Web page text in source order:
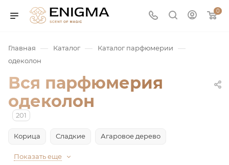
0
Главная — Каталог — Каталог парфюмерии —
одеколон
Вся парфюмерия
одеколон
201
Корица Сладкие Агаровое дерево
Показать еще